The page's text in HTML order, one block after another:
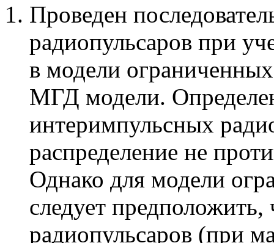
Проведен
радиопульсаров при
в модели
МГД модели.
интеримпульсных
распределение не
Однако для модели
следует
радиопульсаров (при